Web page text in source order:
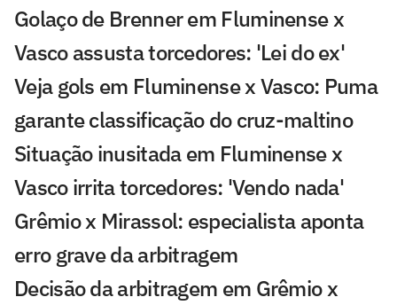
Golaço de Brenner em Fluminense x
Vasco assusta torcedores: 'Lei do ex'
Veja gols em Fluminense x Vasco: Puma
garante classificação do cruz-maltino
Situação inusitada em Fluminense x
Vasco irrita torcedores: 'Vendo nada'
Grêmio x Mirassol: especialista aponta
erro grave da arbitragem
Decisão da arbitragem em Grêmio x